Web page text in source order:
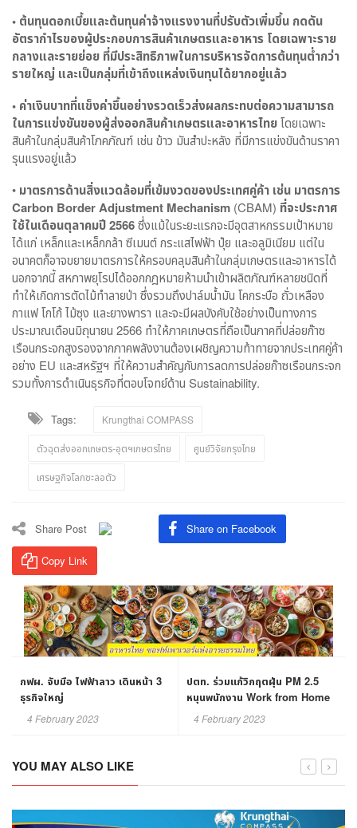
• ต้นทุนดอกเบี้ยและต้นทุนค่าจ้างแรงงานที่ปรับตัวเพิ่มขึ้น กดดัน
อัตรากำไรของผู้ประกอบการสินค้าเกษตรและอาหาร โดยเฉพาะราย
กลางและรายย่อย ที่มีประสิทธิภาพในการบริหารจัดการต้นทุนต่ำกว่า
รายใหญ่ และเป็นกลุ่มที่เข้าถึงแหล่งเงินทุนได้ยากอยู่แล้ว
• ค่าเงินบาทที่แข็งค่าขึ้นอย่างรวดเร็วส่งผลกระทบต่อความสามารถ
ในการแข่งขันของผู้ส่งออกสินค้าเกษตรและอาหารไทยโดยเฉพาะ
สินค้าในกลุ่มสินค้าโภคภัณฑ์ เช่น ข้าว มันสำปะหลัง ที่มีการแข่งขันด้านราคา
รุนแรงอยู่แล้ว
• มาตรการด้านสิ่งแวดล้อมที่เข้มงวดของประเทศคู่ค้า เช่น มาตรการ
Carbon Border Adjustment Mechanism (CBAM) ที่จะประกาศ
ใช้ในเดือนตุลาคมปี2566ซึ่งแม้ในระยะแรกจะมีอุตสาหกรรมเป้าหมาย
ได้แก่ เหล็กและเหล็กกล้า ซีเมนต์ กระแสไฟฟ้า ปุ๋ย และอลูมิเนียม แต่ใน
อนาคตก็อาจขยายมาตรการให้ครอบคลุมสินค้าในกลุ่มเกษตรและอาหารได้
นอกจากนี้ สหภาพยุโรปได้ออกกฎหมายห้ามนำเข้าผลิตภัณฑ์หลายชนิดที่
ทำให้เกิดการตัดไม้ทำลายป่า ซึ่งรวมถึงปาล์มน้ำมัน โคกระบือ ถั่วเหลือง
กาแฟ โกโก้ ไม้ซุง และยางพารา และจะมีผลบังคับใช้อย่างเป็นทางการ
ประมาณเดือนมิถุนายน 2566 ทำให้ภาคเกษตรที่ถือเป็นภาคที่ปล่อยก๊าซ
เรือนกระจกสูงรองจากภาคพลังงานต้องเผชิญความท้าทายจากประเทศคู่ค้า
อย่าง EU และสหรัฐฯ ที่ให้ความสำคัญกับการลดการปล่อยก๊าซเรือนกระจก
รวมทั้งการดำเนินธุรกิจที่ตอบโจทย์ด้าน Sustainability.
Tags: Krungthai COMPASS
ตัวฉุดส่งออกเกษตร-อุตฯเกษตรไทย ศูนย์วิจัยกรุงไทย
เศรษฐกิจโลกชะลอตัว
Share Post Share on Facebook
Copy Link
กฟผ. จับมือ ไฟฟ้าลาว เดินหน้า 3
ธุรกิจใหญ่
4 February 2023
ปตท. ร่วมแก้วิกฤตฝุ่น PM 2.5
หนุนพนักงาน Work from Home
4 February 2023
YOU MAY ALSO LIKE